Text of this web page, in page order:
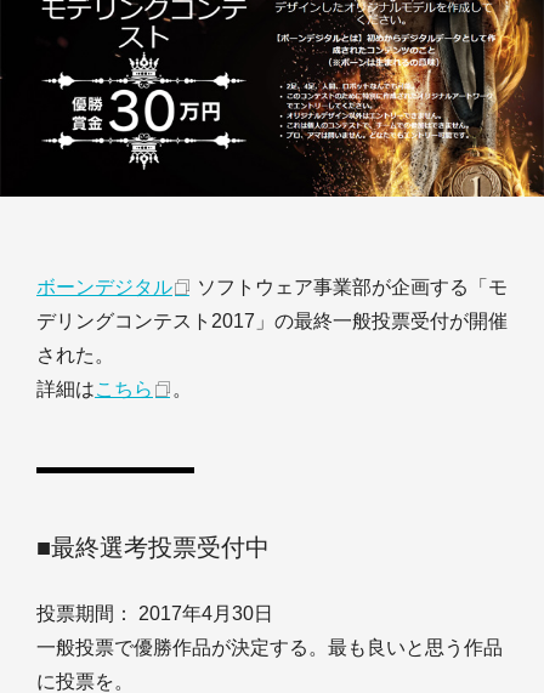
ボーンデジタル
ソフトウェア事業部が企画する「モ
デリングコンテスト2017」の最終一般投票受付が開催
された。
詳細はこちら 。
■最終選考投票受付中
投票期間： 2017年4月30日
一般投票で優勝作品が決定する。最も良いと思う作品
に投票を。